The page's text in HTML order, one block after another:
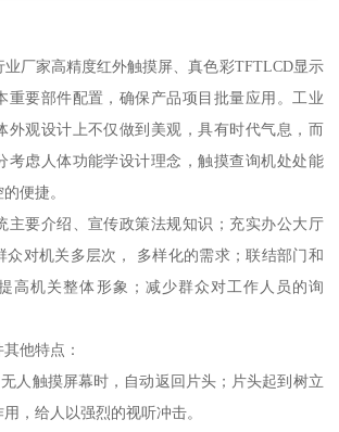
厂家高精度红外触摸屏、真色彩TFTLCD显示
重要部件配置，确保产品项目批量应用。工业
外观设计上不仅做到美观，具有时代气息，而
考虑人体功能学设计理念，触摸查询机处处能
便捷。
主要介绍、宣传政策法规知识；充实办公大厅
众对机关多层次， 多样化的需求；联结部门和
高机关整体形象；减少群众对工作人员的询
他特点：
人触摸屏幕时，自动返回片头；片头起到树立
，给人以强烈的视听冲击。